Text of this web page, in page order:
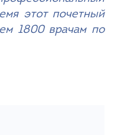
этот почетный
1800 врачам по